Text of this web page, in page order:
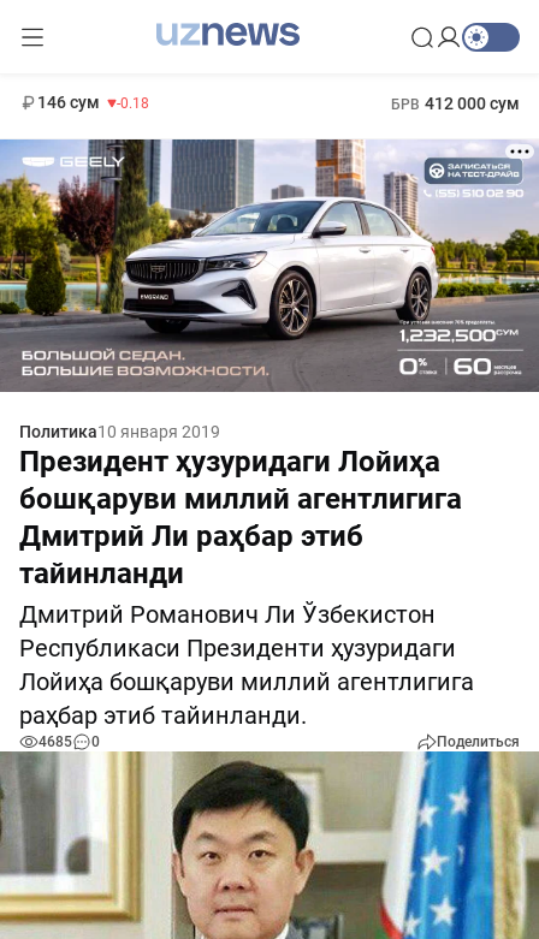
146 сум -0.18 БРВ 412 000 сум
Политика10 января 2019
Президент ҳузуридаги Лойиҳа
бошқаруви миллий агентлигига
Дмитрий Ли раҳбар этиб
тайинланди
Дмитрий Романович Ли Ўзбекистон
Республикаси Президенти ҳузуридаги
Лойиҳа бошқаруви миллий агентлигига
раҳбар этиб тайинланди.
4685 0 Поделиться